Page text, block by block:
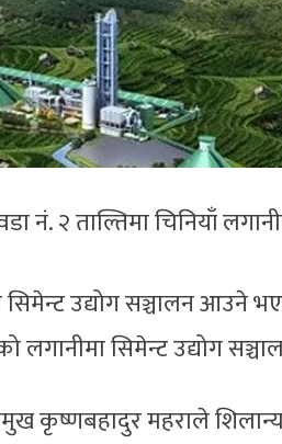
नं. २ ताल्तिमा चिनियाँ
उद्योग सञ्चालन आउने
लगानीमा सिमेन्ट उद्योग
कृष्णबहादुर महराले